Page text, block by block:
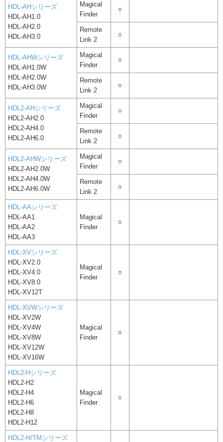
HDL-AHシリーズ
HDL-AH1.0
HDL-AH2.0
HDL-AH3.0
Magical
Finder
○
Remote
Link 2
○
HDL-AHWシリーズ
HDL-AH1.0W
HDL-AH2.0W
HDL-AH3.0W
Magical
Finder
○
Remote
Link 2
○
HDL2-AHシリーズ
HDL2-AH2.0
HDL2-AH4.0
HDL2-AH6.0
Magical
Finder
○
Remote
Link 2
○
HDL2-AHWシリーズ
HDL2-AH2.0W
HDL2-AH4.0W
HDL2-AH6.0W
Magical
Finder
○
Remote
Link 2
○
HDL-AAシリーズ
HDL-AA1
HDL-AA2
HDL-AA3
Magical
Finder
○
HDL-XVシリーズ
HDL-XV2.0
HDL-XV4.0
HDL-XV8.0
HDL-XV12T
Magical
Finder
○
HDL-XVWシリーズ
HDL-XV2W
HDL-XV4W
HDL-XV8W
HDL-XV12W
HDL-XV16W
Magical
Finder
○
HDL2-Hシリーズ
HDL2-H2
HDL2-H4
HDL2-H6
HDL2-H8
HDL2-H12
Magical
Finder
○
HDL2-H/TMシリーズ